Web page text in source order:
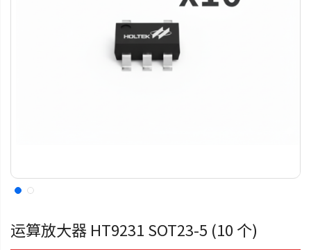
运算放大器 HT9231 SOT23-5 (10 个)